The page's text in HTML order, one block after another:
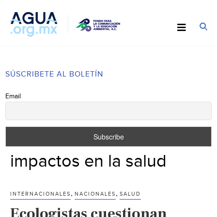
SÚSCRIBETE AL BOLETÍN
Email
impactos en la salud
INTERNACIONALES ,NACIONALES ,SALUD